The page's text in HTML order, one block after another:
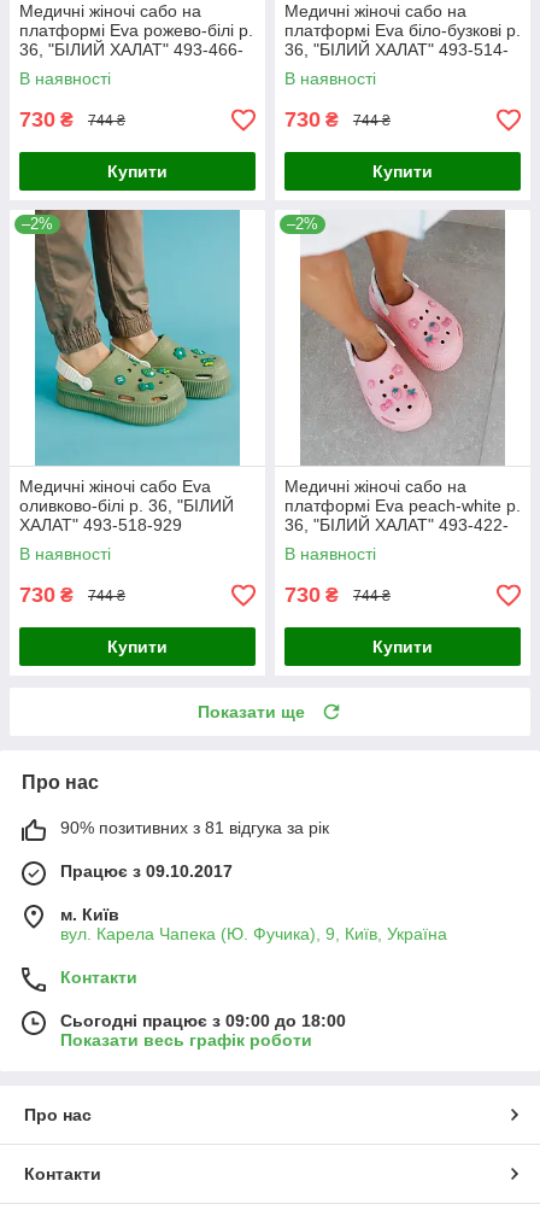
Медичні жіночі сабо на
платформі Eva рожево-білі р.
36, "БІЛИЙ ХАЛАТ" 493-466-
929
В наявності
730 ₴ 744 ₴
Купити
Медичні жіночі сабо на
платформі Eva біло-бузкові р.
36, "БІЛИЙ ХАЛАТ" 493-514-
929
В наявності
730 ₴ 744 ₴
Купити
–2%
Медичні жіночі сабо Eva
оливково-білі р. 36, "БІЛИЙ
ХАЛАТ" 493-518-929
В наявності
730 ₴ 744 ₴
Купити
–2%
Медичні жіночі сабо на
платформі Eva peach-white р.
36, "БІЛИЙ ХАЛАТ" 493-422-
929
В наявності
730 ₴ 744 ₴
Купити
Показати ще
Про нас
90% позитивних з 81 відгука за рік
Працює з 09.10.2017
м. Київ
вул. Карела Чапека (Ю. Фучика), 9, Київ, Україна
Контакти
Сьогодні працює з 09:00 до 18:00
Показати весь графік роботи
Про нас
Контакти